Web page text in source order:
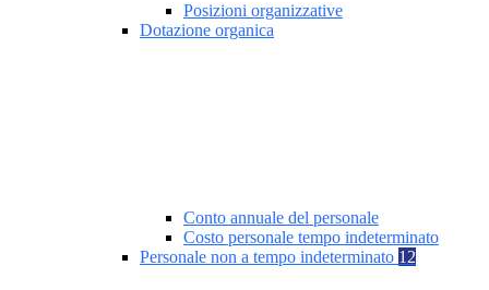
Posizioni organizzative
Dotazione organica
Conto annuale del personale
Costo personale tempo indeterminato
Personale non a tempo indeterminato 12